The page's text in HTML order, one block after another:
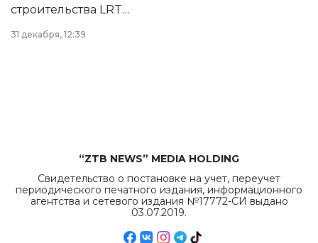
строительства LRT
в Астане из
республиканского
31 декабря, 12:39
“ZTB NEWS” MEDIA HOLDING
Свидетельство о постановке на учет, переучет
периодического печатного издания, информационного
агентства и сетевого издания №17772-СИ выдано
03.07.2019.